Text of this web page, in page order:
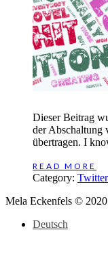
Dieser Beitrag
der
übertragen. I
READ MORE
Category: Twitter
Mela Eckenfels ©
Deutsch